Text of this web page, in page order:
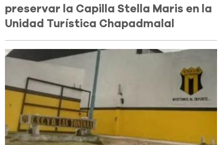
preservar la Capilla Stella Maris en la
Unidad Turística Chapadmalal